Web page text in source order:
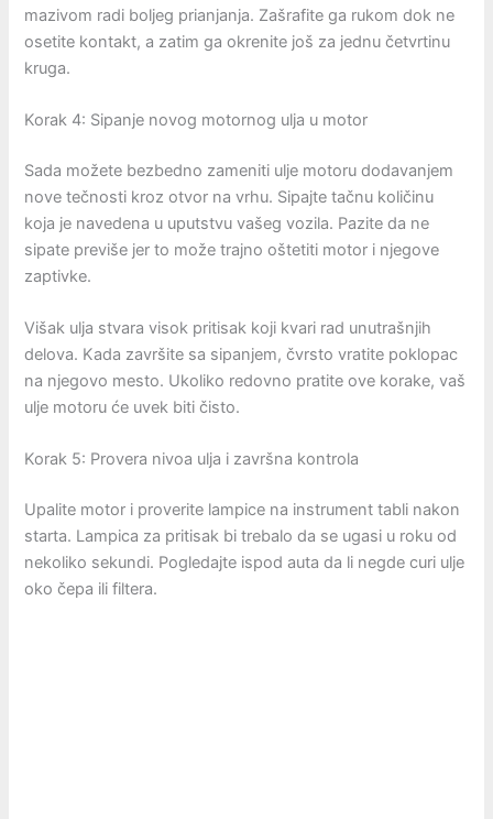
mazivom radi boljeg prianjanja. Zašrafite ga rukom dok ne
osetite kontakt, a zatim ga okrenite još za jednu četvrtinu
kruga.
Korak 4: Sipanje novog motornog ulja u motor
Sada možete bezbedno zameniti ulje motoru dodavanjem
nove tečnosti kroz otvor na vrhu. Sipajte tačnu količinu
koja je navedena u uputstvu vašeg vozila. Pazite da ne
sipate previše jer to može trajno oštetiti motor i njegove
zaptivke.
Višak ulja stvara visok pritisak koji kvari rad unutrašnjih
delova. Kada završite sa sipanjem, čvrsto vratite poklopac
na njegovo mesto. Ukoliko redovno pratite ove korake, vaš
ulje motoru će uvek biti čisto.
Korak 5: Provera nivoa ulja i završna kontrola
Upalite motor i proverite lampice na instrument tabli nakon
starta. Lampica za pritisak bi trebalo da se ugasi u roku od
nekoliko sekundi. Pogledajte ispod auta da li negde curi ulje
oko čepa ili filtera.